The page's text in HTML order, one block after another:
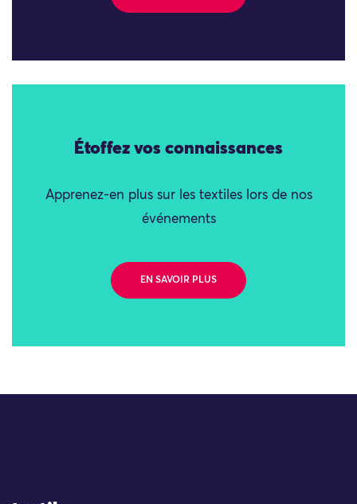
Étoffez vos connaissances
Apprenez-en plus sur les textiles lors de nos
événements
EN SAVOIR PLUS